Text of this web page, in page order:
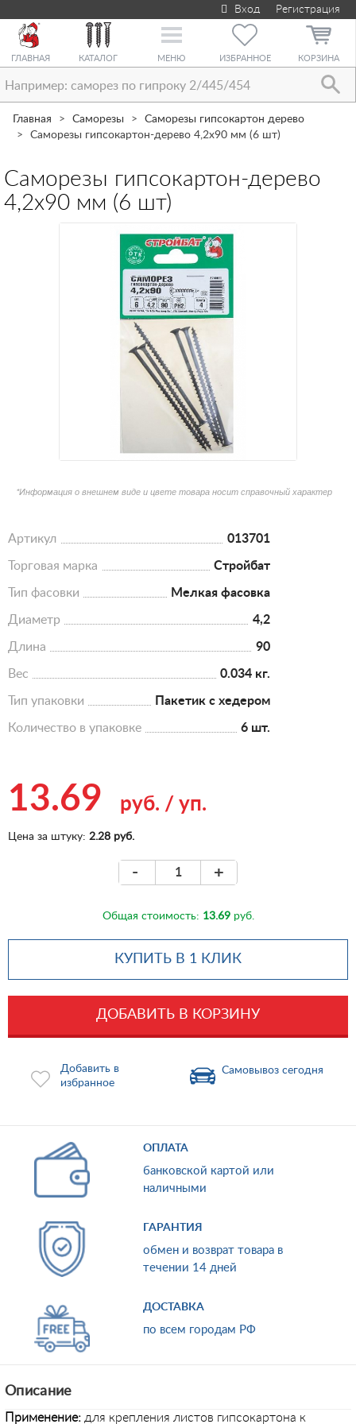
Вход Регистрация
ГЛАВНАЯ КАТАЛОГ
Toggle
МЕНЮ ИЗБРАННОЕ КОРЗИНА
Главная Саморезы
Саморезы гипсокартон дерево
Саморезы гипсокартон-дерево 4,2х90 мм (6 шт)
Саморезы гипсокартон-дерево
4,2х90 мм (6 шт)
*Информация о внешнем виде и цвете товара носит справочный характер
Артикул 013701
Торговая марка Стройбат
Тип фасовки Мелкая фасовка
Диаметр 4,2
Длина 90
Вес 0.034 кг.
Тип упаковки Пакетик с хедером
Количество в упаковке 6 шт.
13.69 руб. / уп.
Цена за штуку: 2.28 руб.
- +
Общая стоимость: 13.69руб.
КУПИТЬ В 1 КЛИК
ДОБАВИТЬ В КОРЗИНУ
Добавить в
избранное
Самовывоз сегодня
ОПЛАТА
банковской картой или
наличными
ГАРАНТИЯ
обмен и возврат товара в
течении 14 дней
ДОСТАВКА
по всем городам РФ
Описание
Применение: для крепления листов гипсокартона к